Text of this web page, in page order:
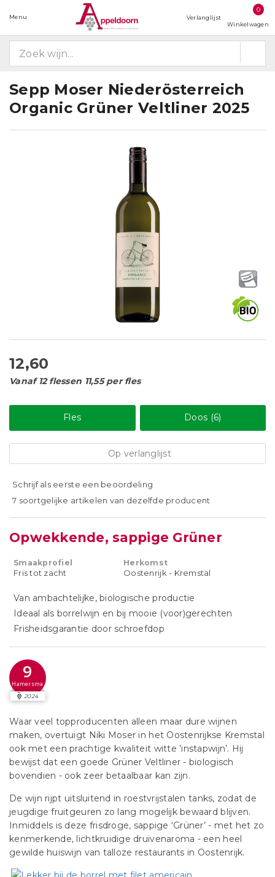
Menu Verlanglijst
0
Winkelwagen
Sepp Moser Niederösterreich
Organic Grüner Veltliner 2025
12,60
Vanaf 12 flessen 11,55 per fles
Fles Doos (6)
Op verlanglijst
Schrijf als eerste een beoordeling
7 soortgelijke artikelen van dezelfde producent
Opwekkende, sappige Grüner
Smaakprofiel
Fris tot zacht
Herkomst
Oostenrijk - Kremstal
Van ambachtelijke, biologische productie
Ideaal als borrelwijn en bij mooie (voor)gerechten
Frisheidsgarantie door schroefdop
9
Hamersma
2024
Waar veel topproducenten alleen maar dure wijnen
maken, overtuigt Niki Moser in het Oostenrijkse Kremstal
ook met een prachtige kwaliteit witte ’instapwijn’. Hij
bewijst dat een goede Grüner Veltliner - biologisch
bovendien - ook zeer betaalbaar kan zijn.
De wijn rijpt uitsluitend in roestvrijstalen tanks, zodat de
jeugdige fruitgeuren zo lang mogelijk bewaard blijven.
Inmiddels is deze frisdroge, sappige ‘Grüner’ - met het zo
kenmerkende, lichtkruidige druivenaroma - een heel
gewilde huiswijn van talloze restaurants in Oostenrijk.